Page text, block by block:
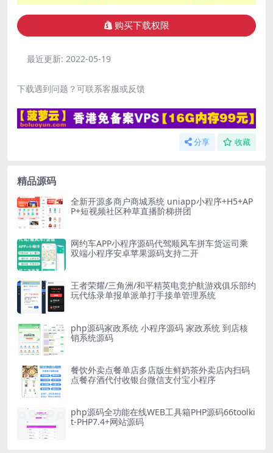
购买下载权限
最近更新: 2022-05-19
下载遇到问题？可联系客服或反馈
分享 收藏
精品源码
全新开源多商户商城系统 uniapp小程序+H5+AP
P+短视频社区种草直播阶梯拼团
网约车APP小程序源码代驾顺风车拼车货运司乘
双端小程序安卓苹果源码支持二开
王者荣耀/三角洲/和平精英电竞护航游戏俱乐部约
玩代练录单报单派单打手接单管理系统
php源码家政系统 小程序源码 家政系统 到店核
销系统源码
餐饮外卖点餐单店多店版生鲜奶茶外卖店内扫码
点餐存酒代付收银台微信支付宝小程序
php源码全功能在线WEB工具箱PHP源码66toolki
t-PHP7.4+网站源码